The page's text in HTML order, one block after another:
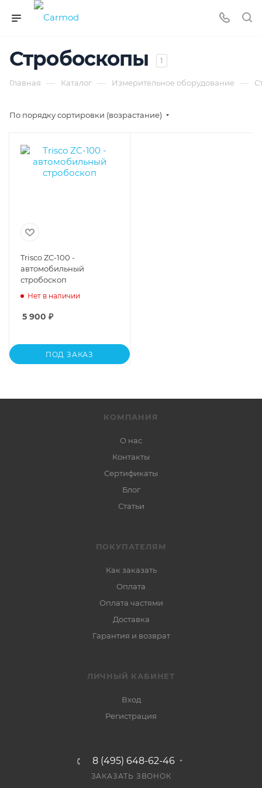
Стробоскопы 1
Главная — Каталог — Измерительное оборудование —
По порядку сортировки (возрастание)
Trisco ZC-100 -
автомобильный
стробоскоп
Нет в наличии
5 900 ₽
ПОД ЗАКАЗ
КОМПАНИЯ
О нас
Контакты
Сертификаты
Блог
Статьи
ПОКУПАТЕЛЯМ
Как заказать
Оплата
Оплата частями
Доставка
Гарантия и возврат
ЛИЧНЫЙ КАБИНЕТ
Вход
Регистрация
8 (495) 648-62-46
ЗАКАЗАТЬ ЗВОНОК